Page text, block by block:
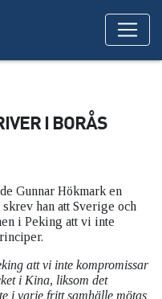
I BORÅS
Gunnar Hökmark en
han att Sverige och
i Peking att vi inte
att vi inte kompromissar
i Kina, liksom det
i varje fritt samhälle mötas